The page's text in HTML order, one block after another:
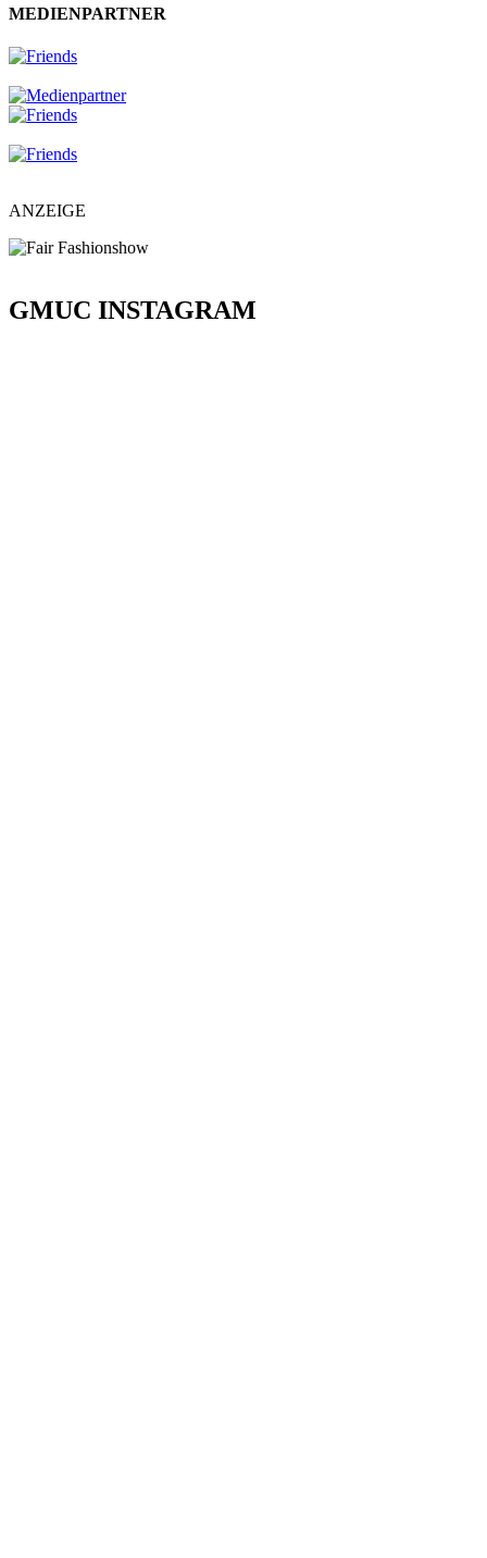
MEDIENPARTNER
ANZEIGE
GMUC INSTAGRAM